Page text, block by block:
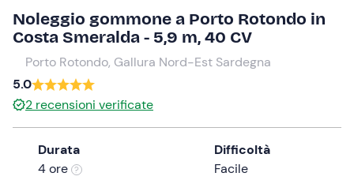
the
calendar
and
select
a
question
Partecipanti
250 €
il prezzo totale è fisso per gruppi da 1 a 6 partecipanti
Noleggio gommone a Porto Rotondo in
Costa Smeralda - 5,9 m, 40 CV
Porto Rotondo, Gallura Nord-Est Sardegna
5.0
2 recensioni verificate
Durata
4 ore
Difficoltà
Facile